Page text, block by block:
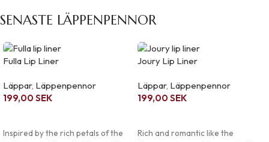
SENASTE LÄPPENPENNOR
Fulla Lip Liner
Läppar, Läppenpennor
199,00 SEK
Inspired by the rich petals of the
Joury Lip Liner
Läppar, Läppenpennor
199,00 SEK
Rich and romantic like the